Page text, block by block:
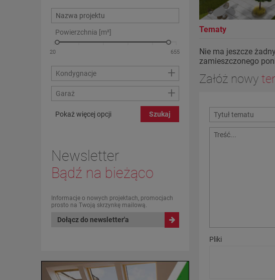
Powierzchnia [m²]
Kondygnacje +
Garaż +
Szukaj
Pokaż więcej opcji
Newsletter
Bądź na bieżąco
Informacje o nowych projektach, promocjach
prosto na Twoją skrzynkę mailową.
Dołącz do newsletter'a
Tematy
Nie ma jeszcze
zamieszczonego
Załóż nowy
Pliki